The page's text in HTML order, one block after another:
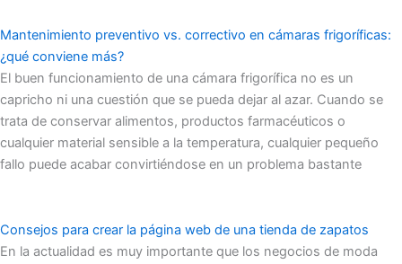
Mantenimiento preventivo vs. correctivo en cámaras frigoríficas:
¿qué conviene más?
El buen funcionamiento de una cámara frigorífica no es un
capricho ni una cuestión que se pueda dejar al azar. Cuando se
trata de conservar alimentos, productos farmacéuticos o
cualquier material sensible a la temperatura, cualquier pequeño
fallo puede acabar convirtiéndose en un problema bastante
Consejos para crear la página web de una tienda de zapatos
En la actualidad es muy importante que los negocios de moda